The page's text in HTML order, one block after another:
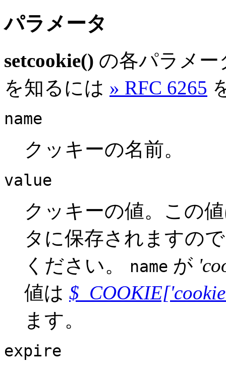
パラメータ
setcookie() の各パラメ
を知るには » RFC 6265
name
クッキーの名前。
value
クッキーの値。この
タに保存されますの
ください。
name が
値は
ます。
expire